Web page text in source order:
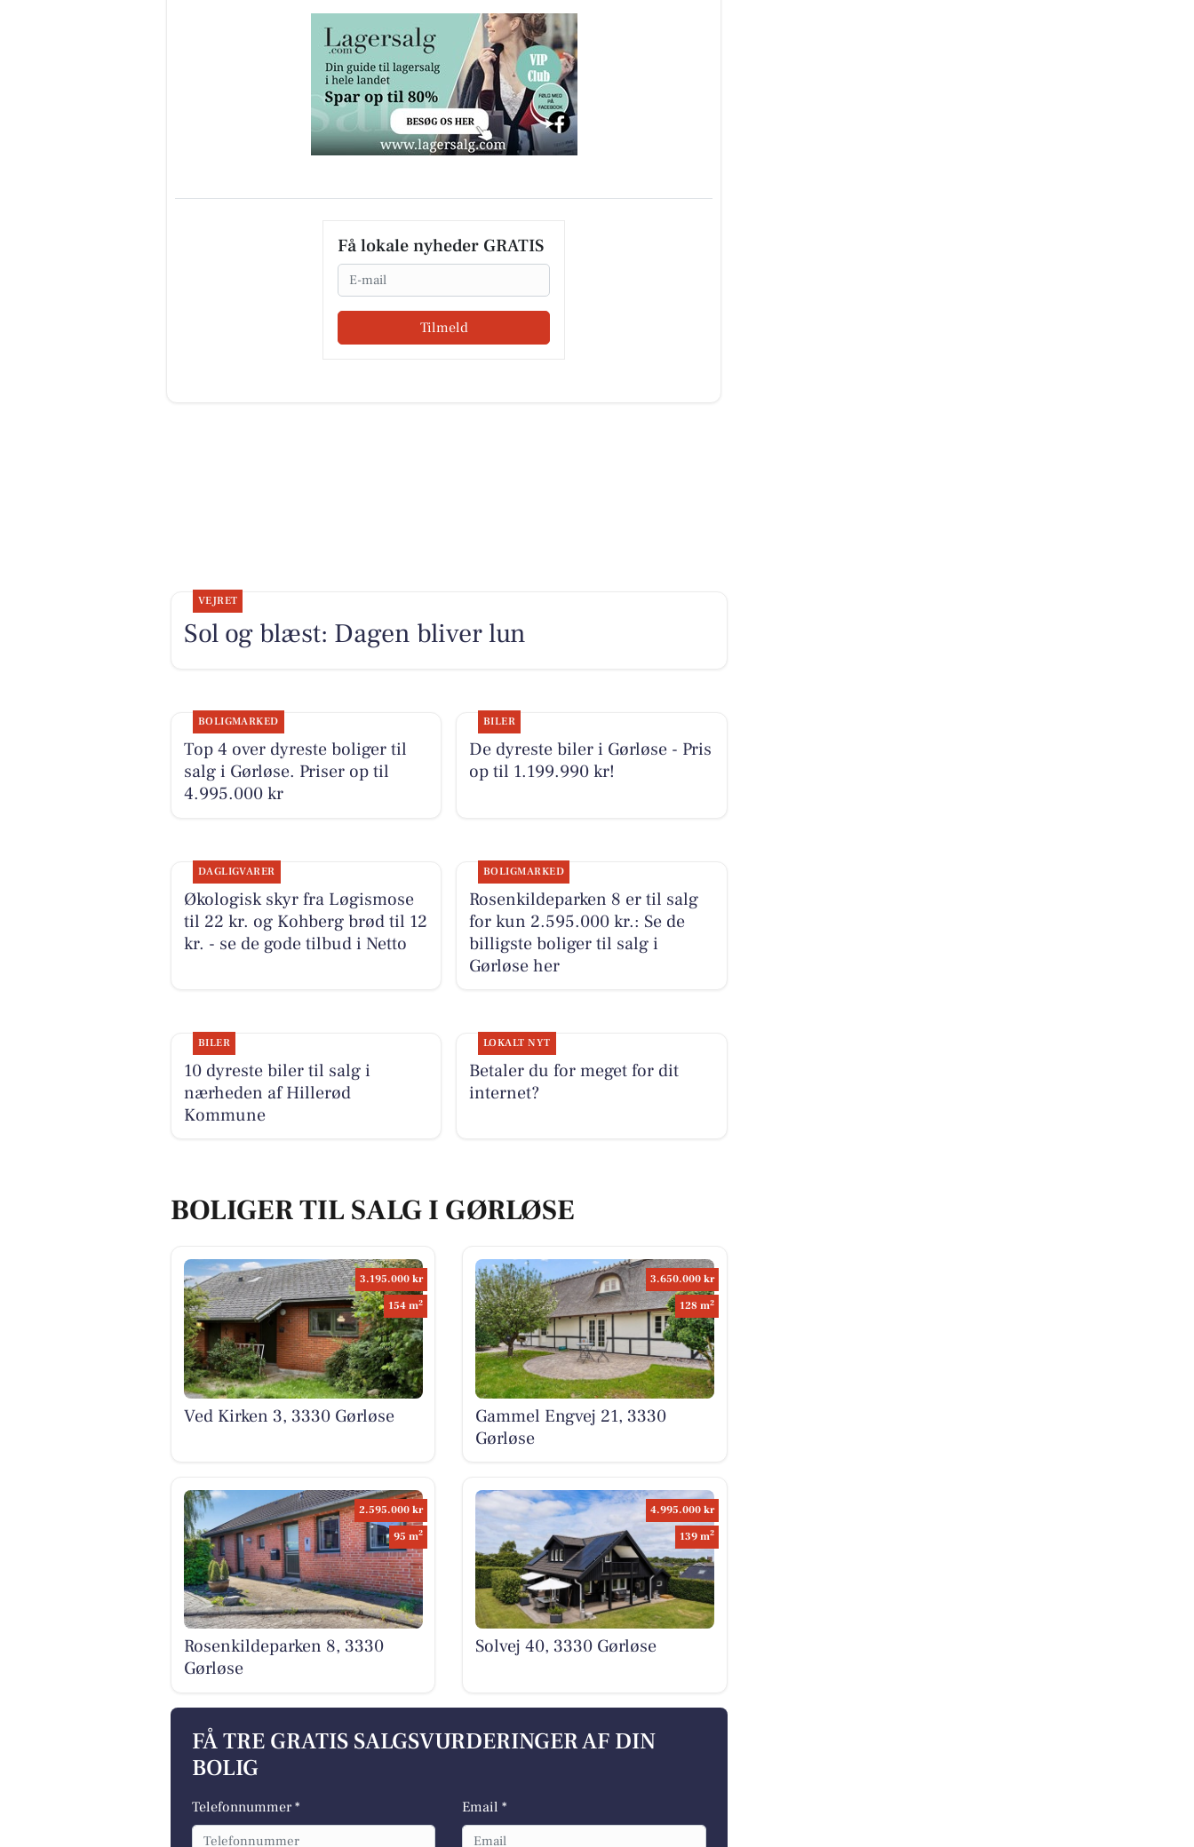
Få lokale nyheder GRATIS
Email
Tilmeld
VEJRET
Sol og blæst: Dagen bliver lun
BOLIGMARKED
Top 4 over dyreste boliger til
salg i Gørløse. Priser op til
4.995.000 kr
BILER
De dyreste biler i Gørløse - Pris
op til 1.199.990 kr!
DAGLIGVARER
Økologisk skyr fra Løgismose
til 22 kr. og Kohberg brød til 12
kr. - se de gode tilbud i Netto
BOLIGMARKED
Rosenkildeparken 8 er til salg
for kun 2.595.000 kr.: Se de
billigste boliger til salg i
Gørløse her
BILER
10 dyreste biler til salg i
nærheden af Hillerød
Kommune
LOKALT NYT
Betaler du for meget for dit
internet?
BOLIGER TIL SALG I GØRLØSE
3.195.000 kr
154 m2
Ved Kirken 3, 3330 Gørløse
3.650.000 kr
128 m2
Gammel Engvej 21, 3330
Gørløse
2.595.000 kr
95 m2
Rosenkildeparken 8, 3330
Gørløse
4.995.000 kr
139 m2
Solvej 40, 3330 Gørløse
FÅ TRE GRATIS SALGSVURDERINGER AF DIN
BOLIG
Telefonnummer * Email *